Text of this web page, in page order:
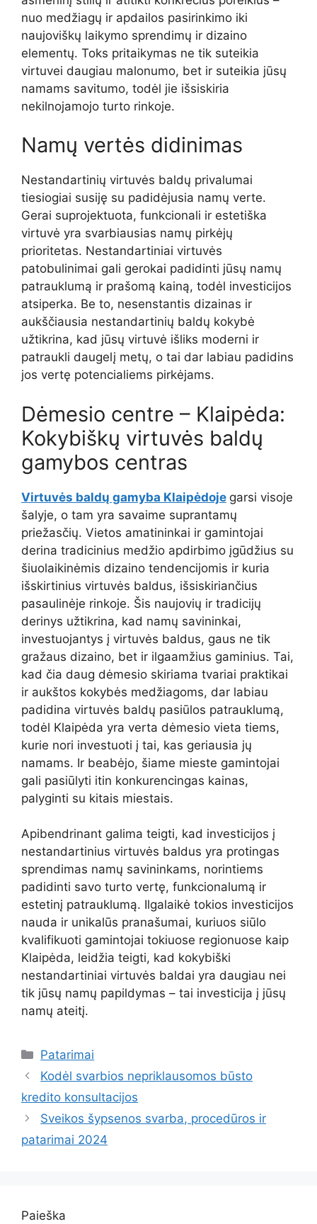
nuo medžiagų ir apdailos pasirinkimo iki
naujoviškų laikymo sprendimų ir dizaino
elementų. Toks pritaikymas ne tik suteikia
virtuvei daugiau malonumo, bet ir suteikia jūsų
namams savitumo, todėl jie išsiskiria
nekilnojamojo turto rinkoje.
Namų vertės didinimas
Nestandartinių virtuvės baldų privalumai
tiesiogiai susiję su padidėjusia namų verte.
Gerai suprojektuota, funkcionali ir estetiška
virtuvė yra svarbiausias namų pirkėjų
prioritetas. Nestandartiniai virtuvės
patobulinimai gali gerokai padidinti jūsų namų
patrauklumą ir prašomą kainą, todėl investicijos
atsiperka. Be to, nesenstantis dizainas ir
aukščiausia nestandartinių baldų kokybė
užtikrina, kad jūsų virtuvė išliks moderni ir
patraukli daugelį metų, o tai dar labiau padidins
jos vertę potencialiems pirkėjams.
Dėmesio centre – Klaipėda:
Kokybiškų virtuvės baldų
gamybos centras
Virtuvės baldų gamyba Klaipėdoje garsi visoje
šalyje, o tam yra savaime suprantamų
priežasčių. Vietos amatininkai ir gamintojai
derina tradicinius medžio apdirbimo įgūdžius su
šiuolaikinėmis dizaino tendencijomis ir kuria
išskirtinius virtuvės baldus, išsiskiriančius
pasaulinėje rinkoje. Šis naujovių ir tradicijų
derinys užtikrina, kad namų savininkai,
investuojantys į virtuvės baldus, gaus ne tik
gražaus dizaino, bet ir ilgaamžius gaminius. Tai,
kad čia daug dėmesio skiriama tvariai praktikai
ir aukštos kokybės medžiagoms, dar labiau
padidina virtuvės baldų pasiūlos patrauklumą,
todėl Klaipėda yra verta dėmesio vieta tiems,
kurie nori investuoti į tai, kas geriausia jų
namams. Ir beabėjo, šiame mieste gamintojai
gali pasiūlyti itin konkurencingas kainas,
palyginti su kitais miestais.
Apibendrinant galima teigti, kad investicijos į
nestandartinius virtuvės baldus yra protingas
sprendimas namų savininkams, norintiems
padidinti savo turto vertę, funkcionalumą ir
estetinį patrauklumą. Ilgalaikė tokios investicijos
nauda ir unikalūs pranašumai, kuriuos siūlo
kvalifikuoti gamintojai tokiuose regionuose kaip
Klaipėda, leidžia teigti, kad kokybiški
nestandartiniai virtuvės baldai yra daugiau nei
tik jūsų namų papildymas – tai investicija į jūsų
namų ateitį.
Kategorijos
Patarimai
Kodėl svarbios nepriklausomos būsto
kredito konsultacijos
Sveikos šypsenos svarba, procedūros ir
patarimai 2024
Paieška